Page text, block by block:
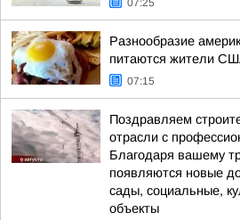
07:25
Разнообразие
питаются жители
07:15
Поздравляем
отрасли с
Благодаря вашему
появляются новые
сады, социальные,
объекты